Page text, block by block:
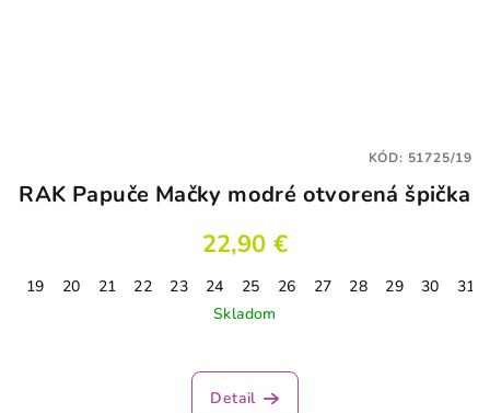
RAK Papuče Mačky modré otvorená špička
22,90 €
19 20 21 22 23 24 25 26 27 28 29 30
31
Skladom
Detail
KÓD: 51725/19